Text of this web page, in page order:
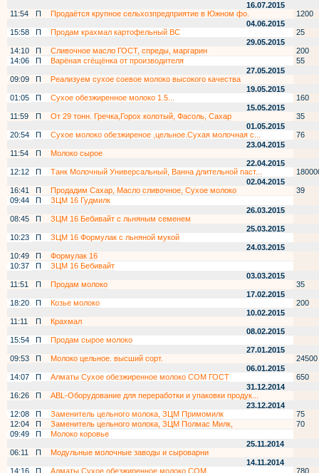
16.07.2015
11:54
П Продаётся крупное сельхозпредприятие в Южном фо.
1200
04.06.2015
15:58
П Продам крахмал картофельный ВС
25
29.05.2015
14:10
П Сливочное масло ГОСТ, спреды, маргарин
200
14:06
П Варёная сгёщёнка от производителя
55
27.05.2015
09:09
П
Реализуем сухое соевое молоко высокого качества
19.05.2015
01:05
П Сухое обезжиренное молоко 1.5...
160
15.05.2015
11:59
П От 29 тонн. Гречка,Горох колотый, Фасоль, Сахар
35
01.05.2015
20:54
П Сухое молоко обезжиреное ,цельное.Сухая молочная с...
76
23.04.2015
11:54
П
Молоко сырое
22.04.2015
12:12
П Танк Молочный Универсальный, Ванна длительной паст...
02.04.2015
16:41
П Продадим Сахар, Масло сливочное, Сухое молоко
39
09:44
П
ЗЦМ 16 Гудмилк
26.03.2015
08:45
П
ЗЦМ 16 Бебивайт с льняным семенем
25.03.2015
10:23
П
ЗЦМ 16 Формулак с льняной мукой
24.03.2015
10:49
П
Формулак 16
10:37
П
ЗЦМ 16 Бебивайт
03.03.2015
11:51
П Продам молоко
35
17.02.2015
18:20
П Козье молоко
200
10.02.2015
11:11
П
Крахмал
08.02.2015
15:54
П
Продам сырое молоко
27.01.2015
09:53
П Молоко цельное. высший сорт.
24500
06.01.2015
14:07
П Алматы Сухое обезжиренное молоко СОМ ГОСТ
650
31.12.2014
16:26
П
ABL-Оборудование для переработки и упаковки продук...
23.12.2014
12:08
П Заменитель цельного молока, ЗЦМ Примомилк
75
12:04
П Заменитель цельного молока, ЗЦМ Полмас Милк,
70
09:49
П
Молоко коровье
25.11.2014
06:11
П
Модульные молочные заводы и сыроварни
14.11.2014
14:16
П Алматы Сухое обезжиренное молоко СОМ 780